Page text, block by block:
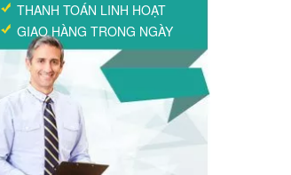
THANH TOÁN LINH HOẠT
GIAO HÀNG TRONG NGÀY